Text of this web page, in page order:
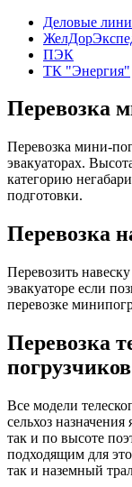
Деловые
ПЭК
ТК "Энергия"
Перевозка
Перевозка мини-
эвакуаторах.
категорию
подготовки.
Перевозка
Перевозить
эвакуаторе если
перевозке
Перевозка
погрузчиков
Все модели
сельхоз
так и по высоте
подходящим для
так и наземный